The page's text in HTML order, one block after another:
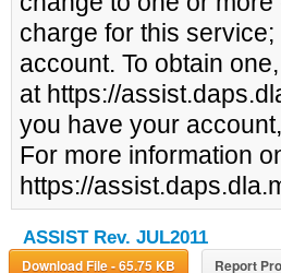
charge for this
account. To obtain
at https://
you have your
For more information
https://
ASSIST Rev. JUL2011
Download File - 65.75 KB Report